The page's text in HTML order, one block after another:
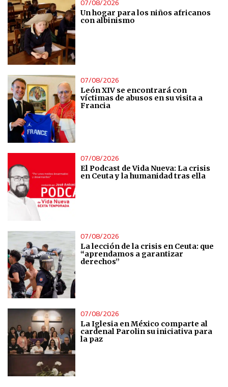
Un hogar para los niños africanos
con albinismo
07/08/2026
León XIV se encontrará con
víctimas de abusos en su visita a
Francia
07/08/2026
El Podcast de Vida Nueva: La crisis
en Ceuta y la humanidad tras ella
07/08/2026
La lección de la crisis en Ceuta: que
“aprendamos a garantizar
derechos”
07/08/2026
La Iglesia en México comparte al
cardenal Parolin su iniciativa para
la paz